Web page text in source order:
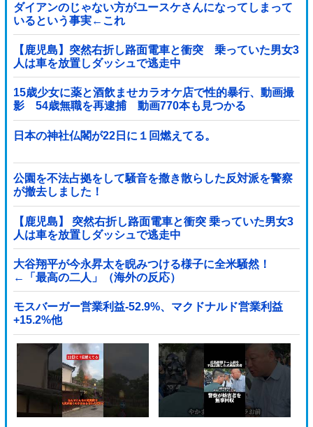
ダイアンのじゃない方がユースケさんになってしまって
いるという事実←これ
【鹿児島】突然右折し路面電車と衝突 乗っていた男女3
人は車を放置しダッシュで逃走中
15歳少女に薬と酒飲ませカラオケ店で性的暴行、動画撮
影 54歳無職を再逮捕 動画770本も見つかる
日本の神社仏閣が22日に１回燃えてる。
公園を不法占拠をして騒音を撒き散らした反対派を警察
が撤去しました！
【鹿児島】 突然右折し路面電車と衝突 乗っていた男女3
人は車を放置しダッシュで逃走中
大谷翔平が今永昇太を睨みつける様子に全米騒然！
←「最高の二人」（海外の反応）
モスバーガー営業利益-52.9%、マクドナルド営業利益
+15.2%他